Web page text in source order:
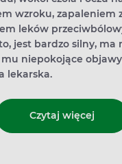
wzroku, zapaleniem
leków
jest bardzo silny, ma
niepokojące
lekarska.
Czytaj więcej